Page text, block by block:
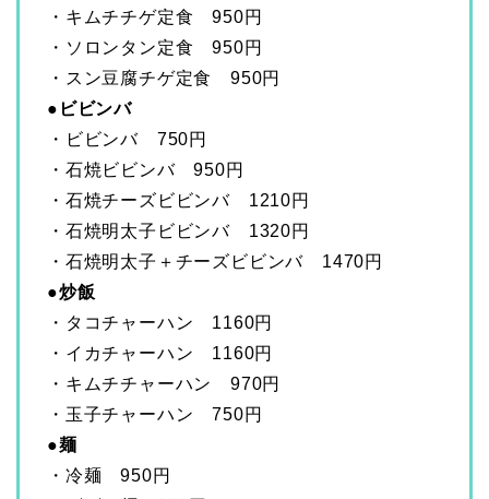
・キムチチゲ定食 950円
・ソロンタン定食 950円
・スン豆腐チゲ定食 950円
●ビビンバ
・ビビンバ 750円
・石焼ビビンバ 950円
・石焼チーズビビンバ 1210円
・石焼明太子ビビンバ 1320円
・石焼明太子＋チーズビビンバ 1470円
●炒飯
・タコチャーハン 1160円
・イカチャーハン 1160円
・キムチチャーハン 970円
・玉子チャーハン 750円
●麺
・冷麺 950円